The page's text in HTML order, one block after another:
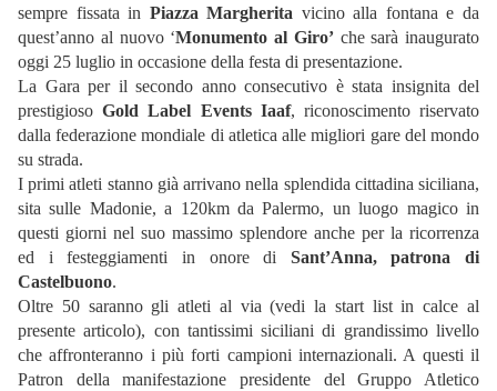
sempre fissata in Piazza Margherita vicino alla fontana e da
quest’anno al nuovo ‘Monumento al Giro’che sarà inaugurato
oggi 25 luglio in occasione della festa di presentazione.
La Gara per il secondo anno consecutivo è stata insignita del
prestigiosoGold Label Events Iaaf, riconoscimento riservato
dalla federazione mondiale di atletica alle migliori gare del mondo
su strada.
I primi atleti stanno già arrivano nella splendida cittadina siciliana,
sita sulle Madonie, a 120km da Palermo, un luogo magico in
questi giorni nel suo massimo splendore anche per la ricorrenza
ed i festeggiamenti in onore di Sant’Anna, patrona di
Castelbuono.
Oltre 50 saranno gli atleti al via (vedi la start list in calce al
presente articolo), con tantissimi siciliani di grandissimo livello
che affronteranno i più forti campioni internazionali. A questi il
Patron della manifestazione presidente del Gruppo Atletico